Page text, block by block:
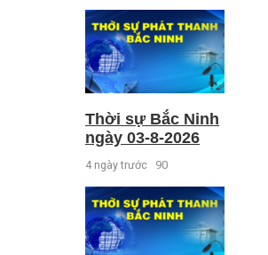
Thời sự Bắc Ninh
ngày 03-8-2026
4 ngày trước 90